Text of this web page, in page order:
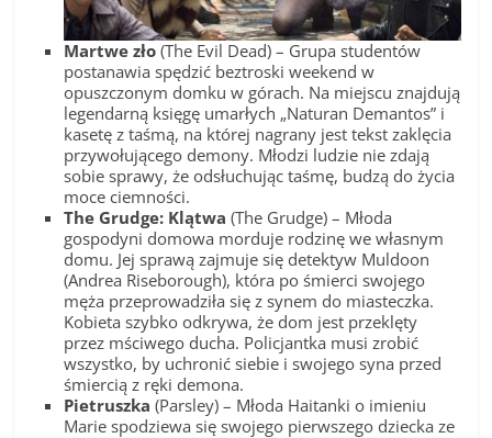
Martwe zło (The Evil Dead) – Grupa studentów
postanawia spędzić beztroski weekend w
opuszczonym domku w górach. Na miejscu znajdują
legendarną księgę umarłych „Naturan Demantos” i
kasetę z taśmą, na której nagrany jest tekst zaklęcia
przywołującego demony. Młodzi ludzie nie zdają
sobie sprawy, że odsłuchując taśmę, budzą do życia
moce ciemności.
The Grudge: Klątwa (The Grudge) – Młoda
gospodyni domowa morduje rodzinę we własnym
domu. Jej sprawą zajmuje się detektyw Muldoon
(Andrea Riseborough), która po śmierci swojego
męża przeprowadziła się z synem do miasteczka.
Kobieta szybko odkrywa, że dom jest przeklęty
przez mściwego ducha. Policjantka musi zrobić
wszystko, by uchronić siebie i swojego syna przed
śmiercią z ręki demona.
Pietruszka (Parsley) – Młoda Haitanki o imieniu
Marie spodziewa się swojego pierwszego dziecka ze